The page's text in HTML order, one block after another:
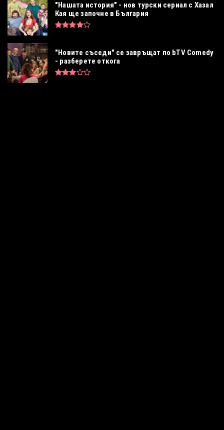
"Нашата история" - нов турски сериал с Хазал
Кая ще започне в България
"Новите съседи" се завръщат по bTV Comedy
- разберете откога